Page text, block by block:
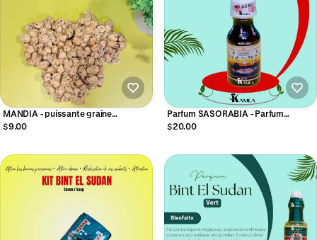
MANDIA - puissante graine
d’attraction
$9.00
Parfum SASORABIA - Parfum
spirituel
$20.00